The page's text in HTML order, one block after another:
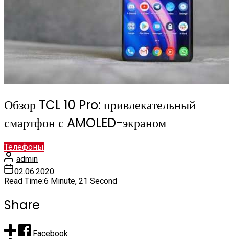
Обзор TCL 10 Pro: привлекательный
смартфон с AMOLED-экраном
Телефоны
admin
02.06.2020
Read Time:6 Minute, 21 Second
Share
Facebook